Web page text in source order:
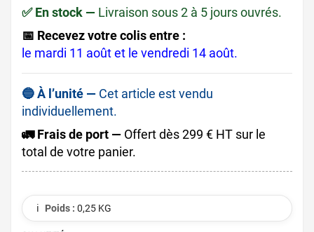
✅ En stock — Livraison sous 2 à 5 jours ouvrés.
📅 Recevez votre colis entre :
le mardi 11 août et le vendredi 14 août.
🔵 À l’unité — Cet article est vendu
individuellement.
🚛 Frais de port — Offert dès 299 € HT sur le
total de votre panier.
ℹ️ Poids : 0,25 KG